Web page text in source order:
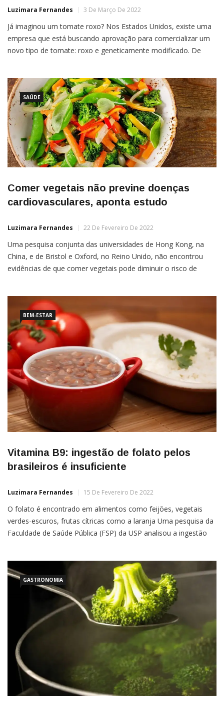
Luzimara Fernandes 3 De Março De 2022
Já imaginou um tomate roxo? Nos Estados Unidos, existe uma
empresa que está buscando aprovação para comercializar um
novo tipo de tomate: roxo e geneticamente modificado. De
testes com animais, a equipe conseguiu identificar um aumento
da longevidade. […]
SAÚDE
Comer vegetais não previne doenças
cardiovasculares, aponta estudo
Luzimara Fernandes 22 De Fevereiro De 2022
Uma pesquisa conjunta das universidades de Hong Kong, na
China, e de Bristol e Oxford, no Reino Unido, não encontrou
evidências de que comer vegetais pode diminuir o risco de
doença.A primeira vista, pensar que o consumo de […]
BEM-ESTAR
Vitamina B9: ingestão de folato pelos
brasileiros é insuficiente
Luzimara Fernandes 15 De Fevereiro De 2022
O folato é encontrado em alimentos como feijões, vegetais
verdes-escuros, frutas cítricas como a laranja Uma pesquisa da
Faculdade de Saúde Pública (FSP) da USP analisou a ingestão
Baixos níveis de folato no organismo materno podem resultar
[…]
GASTRONOMIA